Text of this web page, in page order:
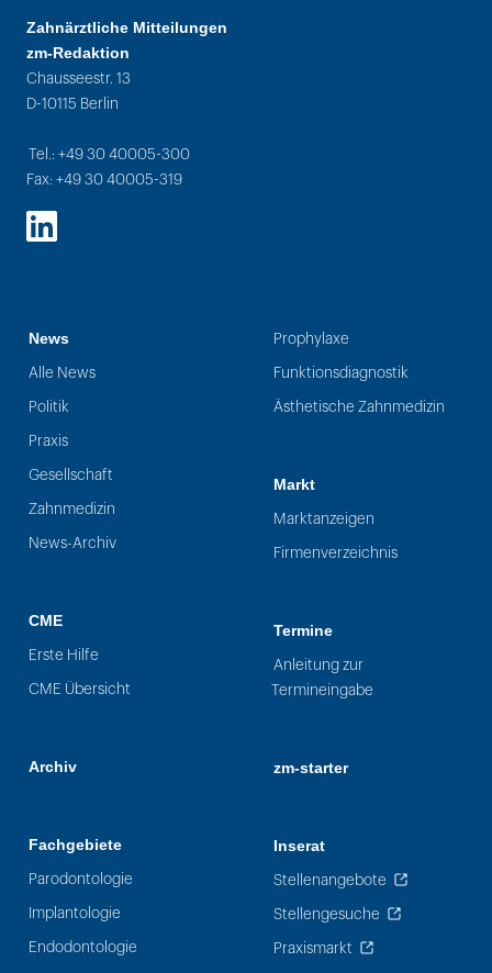
Zahnärztliche Mitteilungen
zm-Redaktion
Chausseestr. 13
D-10115 Berlin
Tel.: +49 30 40005-300
Fax: +49 30 40005-319
LinkedIn
News
Alle News
Politik
Praxis
Gesellschaft
Zahnmedizin
News-Archiv
CME
Erste Hilfe
CME Übersicht
Archiv
Fachgebiete
Parodontologie
Implantologie
Endodontologie
Prophylaxe
Funktionsdiagnostik
Ästhetische Zahnmedizin
Markt
Marktanzeigen
Firmenverzeichnis
Termine
Anleitung zur
Termineingabe
zm-starter
Inserat
Stellenangebote
Stellengesuche
Praxismarkt